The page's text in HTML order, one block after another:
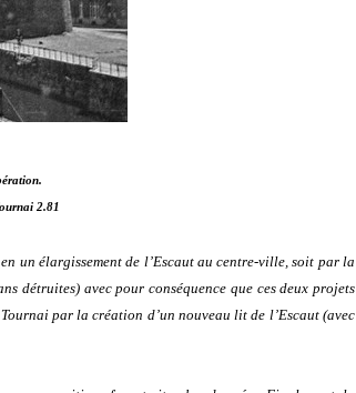
2.81
un élargissement de l’Escaut au centre-ville, soit par la
détruites) avec pour conséquence que ces deux projets
par la création d’un nouveau lit de l’Escaut (avec